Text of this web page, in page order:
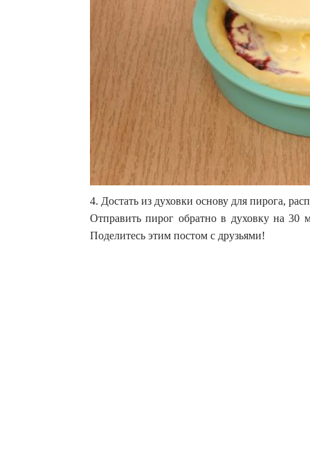
4. Достать из духовки основу для пирога,
Отправить пирог обратно в духовку на
Поделитесь этим постом с друзьями!